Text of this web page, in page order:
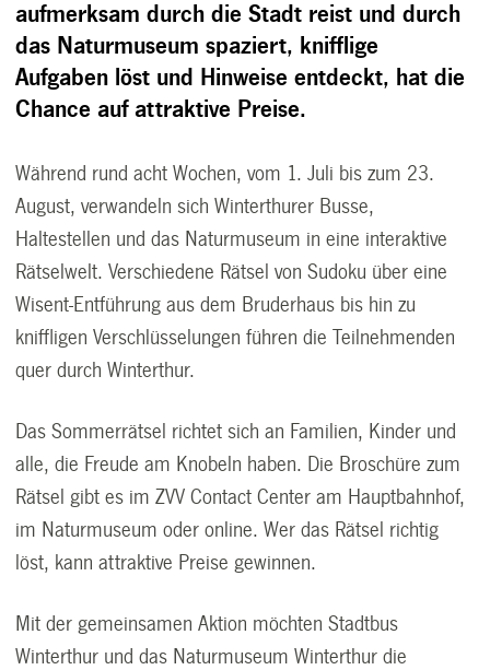
aufmerksam durch die Stadt reist und durch
das Naturmuseum spaziert, knifflige
Aufgaben löst und Hinweise entdeckt, hat die
Chance auf attraktive Preise.
Während rund acht Wochen, vom 1. Juli bis zum 23.
August, verwandeln sich Winterthurer Busse,
Haltestellen und das Naturmuseum in eine interaktive
Rätselwelt. Verschiedene Rätsel von Sudoku über eine
Wisent-Entführung aus dem Bruderhaus bis hin zu
kniffligen Verschlüsselungen führen die Teilnehmenden
quer durch Winterthur.
Das Sommerrätsel richtet sich an Familien, Kinder und
alle, die Freude am Knobeln haben. Die Broschüre zum
Rätsel gibt es im ZVV Contact Center am Hauptbahnhof,
im Naturmuseum oder online. Wer das Rätsel richtig
löst, kann attraktive Preise gewinnen.
Mit der gemeinsamen Aktion möchten Stadtbus
Winterthur und das Naturmuseum Winterthur die